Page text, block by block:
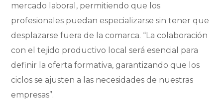
mercado laboral, permitiendo que los
profesionales puedan especializarse sin tener que
desplazarse fuera de la comarca. “La colaboración
con el tejido productivo local será esencial para
definir la oferta formativa, garantizando que los
ciclos se ajusten a las necesidades de nuestras
empresas”.